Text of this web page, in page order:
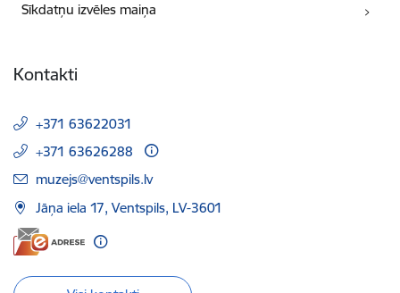
Sīkdatņu izvēles maiņa
Kontakti
+371 63622031
+371 63626288
E-pasts:
muzejs@ventspils.lv
Jāņa iela 17, Ventspils, LV-3601